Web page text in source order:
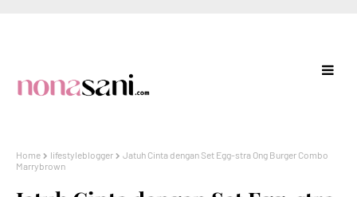
Home lifestyleblogger
Jatuh Cinta dengan Set Egg-stra Ong Burger Combo
Marrybrown